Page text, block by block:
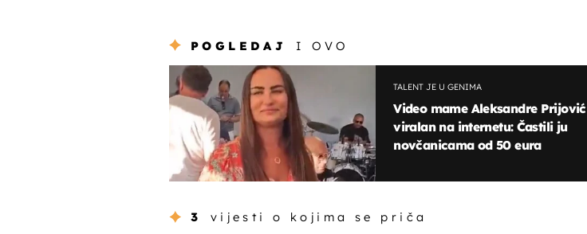
POGLEDAJ I OVO
TALENT JE U GENIMA
Video mame Aleksandre Prijović
viralan na internetu: Častili ju
novčanicama od 50 eura
3 vijesti o kojima se priča